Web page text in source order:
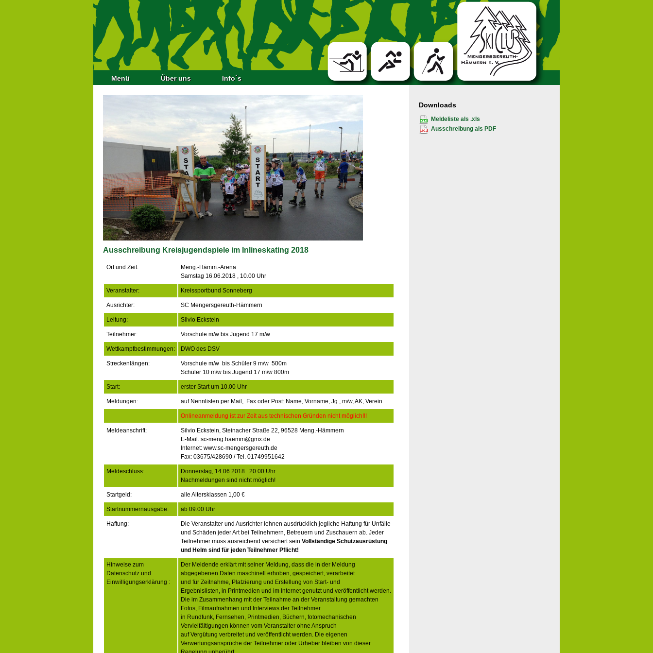
Menü Über uns Info´s
Ausschreibung Kreisjugendspiele im Inlineskating 2018
Ort und Zeit:
Meng.-Hämm.-Arena
Samstag 16.06.2018 , 10.00 Uhr
Veranstalter: Kreissportbund Sonneberg
Ausrichter: SC Mengersgereuth-Hämmern
Leitung: Silvio Eckstein
Teilnehmer: Vorschule m/w bis Jugend 17 m/w
Wettkampfbestimmungen: DWO des DSV
Streckenlängen:
Vorschule m/w bis Schüler 9 m/w 500m
Schüler 10 m/w bis Jugend 17 m/w 800m
Start: erster Start um 10.00 Uhr
Meldungen: auf Nennlisten per Mail, Fax oder Post: Name, Vorname, Jg., m/w, AK, Verein
Onlineanmeldung ist zur Zeit aus technischen Gründen nicht möglich!!!
Meldeanschrift:
Silvio Eckstein, Steinacher Straße 22, 96528 Meng.-Hämmern
E-Mail: sc-meng.haemm@gmx.de
Internet: www.sc-mengersgereuth.de
Fax: 03675/428690 / Tel. 01749951642
Meldeschluss:
Donnerstag, 14.06.2018 20.00 Uhr
Nachmeldungen sind nicht möglich!
Startgeld: alle Altersklassen 1,00 €
Startnummernausgabe: ab 09.00 Uhr
Haftung:
Die Veranstalter und Ausrichter lehnen ausdrücklich jegliche Haftung für Unfälle
und Schäden jeder Art bei Teilnehmern, Betreuern und Zuschauern ab. Jeder
Teilnehmer muss ausreichend versichert sein.Vollständige Schutzausrüstung
und Helm sind für jeden Teilnehmer Pflicht!
Hinweise zum
Datenschutz und
Einwilligungserklärung :
Der Meldende erklärt mit seiner Meldung, dass die in der Meldung
abgegebenen Daten maschinell erhoben, gespeichert, verarbeitet
und für Zeitnahme, Platzierung und Erstellung von Start- und
Ergebnislisten, in Printmedien und im Internet genutzt und veröffentlicht werden.
Die im Zusammenhang mit der Teilnahme an der Veranstaltung gemachten
Fotos, Filmaufnahmen und Interviews der Teilnehmer
in Rundfunk, Fernsehen, Printmedien, Büchern, fotomechanischen
Vervielfältigungen können vom Veranstalter ohne Anspruch
auf Vergütung verbreitet und veröffentlicht werden. Die eigenen
Verwertungsansprüche der Teilnehmer oder Urheber bleiben von dieser
Downloads
Meldeliste als .xls
Ausschreibung als PDF